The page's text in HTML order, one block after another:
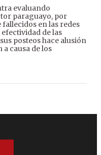
evaluando
paraguayo, por
en las redes
de las
posteos hace alusión
causa de los